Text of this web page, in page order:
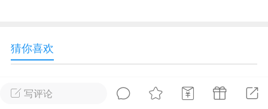
民宿短租
写评论
猜你喜欢